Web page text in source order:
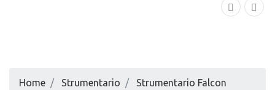
Home Strumentario
Strumentario Falcon